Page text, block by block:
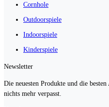
Cornhole
Outdoorspiele
Indoorspiele
Kinderspiele
Newsletter
Die neuesten Produkte und die
nichts mehr verpasst.